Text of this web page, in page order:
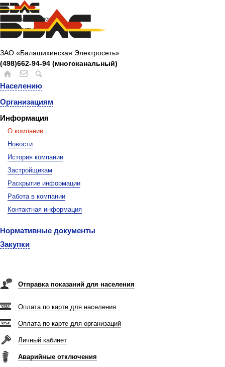
ЗАО «Балашихинская
Электросеть»
ЗАО «Балашихинская Электросеть»
(498)662-94-94 (многоканальный)
Населению
Организациям
Информация
О компании
Новости
История компании
Застройщикам
Раскрытие информации
Работа в компании
Контактная информация
Нормативные документы
Закупки
Отправка показаний для населения
Оплата по карте для населения
Оплата по карте для организаций
Личный кабинет
Аварийные отключения